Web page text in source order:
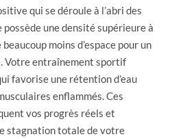
qui se déroule à l’abri des
une densité supérieure à
moins d’espace pour un
Votre entraînement sportif
favorise une rétention d’eau
enflammés. Ces
vos progrès réels et
stagnation totale de votre